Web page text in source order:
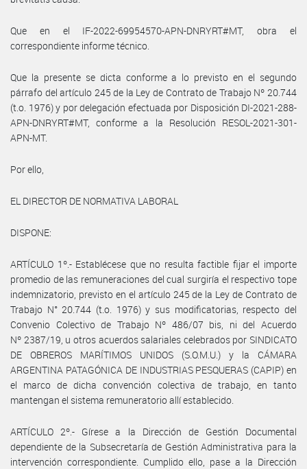
Que en el IF-2022-69954570-APN-DNRYRT#MT, obra el
correspondiente informe técnico.
Que la presente se dicta conforme a lo previsto en el segundo
párrafo del artículo 245 de la Ley de Contrato de Trabajo Nº 20.744
(t.o. 1976) y por delegación efectuada por Disposición DI-2021-288-
APN-DNRYRT#MT, conforme a la Resolución RESOL-2021-301-
APN-MT.
Por ello,
EL DIRECTOR DE NORMATIVA LABORAL
DISPONE:
ARTÍCULO 1º.- Establécese que no resulta factible fijar el importe
promedio de las remuneraciones del cual surgiría el respectivo tope
indemnizatorio, previsto en el artículo 245 de la Ley de Contrato de
Trabajo N° 20.744 (t.o. 1976) y sus modificatorias, respecto del
Convenio Colectivo de Trabajo Nº 486/07 bis, ni del Acuerdo
Nº 2387/19, u otros acuerdos salariales celebrados por SINDICATO
DE OBREROS MARÍTIMOS UNIDOS (S.O.M.U.) y la CÁMARA
ARGENTINA PATAGÓNICA DE INDUSTRIAS PESQUERAS (CAPIP) en
el marco de dicha convención colectiva de trabajo, en tanto
mantengan el sistema remuneratorio allí establecido.
ARTÍCULO 2º.- Gírese a la Dirección de Gestión Documental
dependiente de la Subsecretaría de Gestión Administrativa para la
intervención correspondiente. Cumplido ello, pase a la Dirección